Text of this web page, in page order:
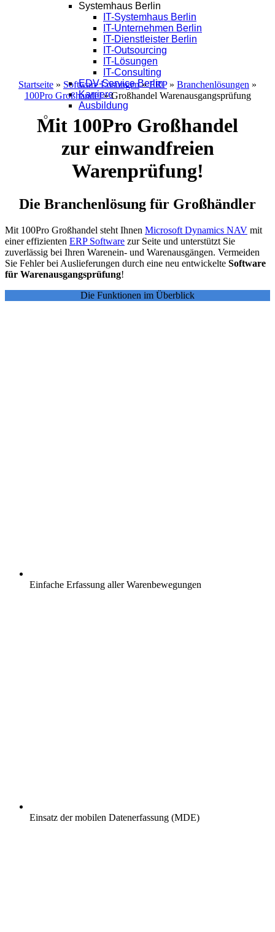
Systemhaus Berlin
IT-Systemhaus Berlin
IT-Unternehmen Berlin
IT-Dienstleister Berlin
IT-Outsourcing
IT-Lösungen
IT-Consulting
EDV-Service Berlin
Karriere
Ausbildung
Kontakt
Startseite » Software Lösungen»ERP» Branchenlösungen »
100Pro Großhandel»Großhandel Warenausgangsprüfung
Mit 100Pro Großhandel
zur einwandfreien
Warenprüfung!
Die Branchenlösung für Großhändler
Mit 100Pro Großhandel steht Ihnen Microsoft Dynamics NAV mit
einer effizienten ERP Software zur Seite und unterstützt Sie
zuverlässig bei Ihren Warenein- und Warenausgängen. Vermeiden
Sie Fehler bei Auslieferungen durch eine neu entwickelte Software
für Warenausgangsprüfung!
Die Funktionen im Überblick
Einfache Erfassung aller Warenbewegungen
Einsatz der mobilen Datenerfassung (MDE)